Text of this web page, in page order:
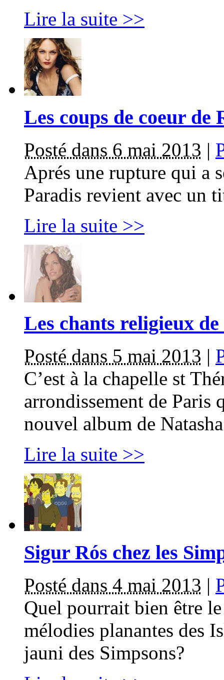
Lire la suite >>
Les coups de coeur de
Posté dans 6 mai 2013 |
Aprés une rupture qui a
Paradis revient avec un
Lire la suite >>
Les chants religieux
Posté dans 5 mai 2013 |
C’est à la chapelle st
arrondissement de Paris
nouvel album de
Lire la suite >>
Sigur Rós chez les
Posté dans 4 mai 2013 |
Quel pourrait bien être
mélodies planantes des
jauni des Simpsons?